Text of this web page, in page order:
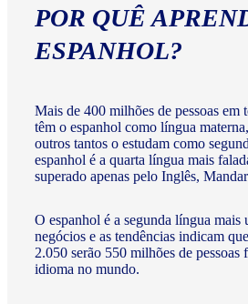
POR QUÊ
ESPANHOL?
Mais de 400 milhões de pessoas em
têm o espanhol como língua
outros tantos o estudam como
espanhol é a quarta língua mais
superado apenas pelo Inglês,
O espanhol é a segunda língua mais
negócios e as tendências indicam
2.050 serão 550 milhões de pessoas
idioma no mundo.